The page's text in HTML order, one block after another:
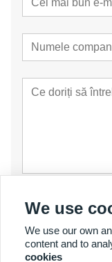
prezenta
We use
We use our own
content and to
cookies